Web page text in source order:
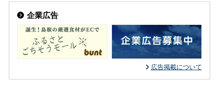
企業広告
広告掲載について